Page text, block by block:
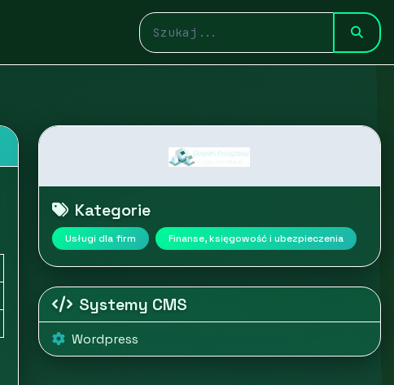
Kategorie
Usługi dla firm Finanse, księgowość i ubezpieczenia
Systemy CMS
Wordpress